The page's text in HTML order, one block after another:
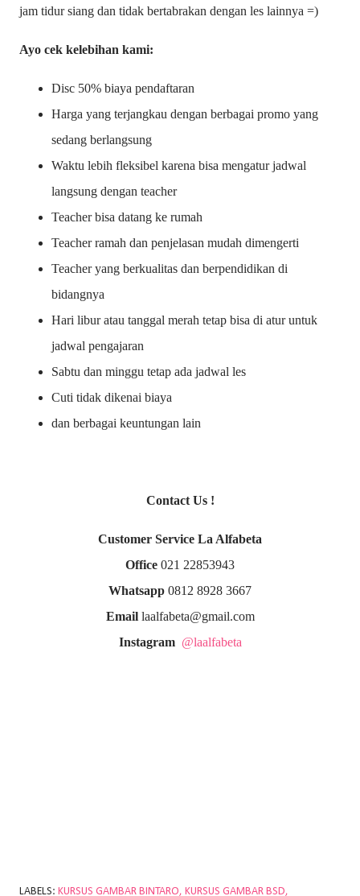
jam tidur siang dan tidak bertabrakan dengan les lainnya =)
Ayo cek kelebihan kami:
Disc 50% biaya pendaftaran
Harga yang terjangkau dengan berbagai promo yang
sedang berlangsung
Waktu lebih fleksibel karena bisa mengatur jadwal
langsung dengan teacher
Teacher bisa datang ke rumah
Teacher ramah dan penjelasan mudah dimengerti
Teacher yang berkualitas dan berpendidikan di
bidangnya
Hari libur atau tanggal merah tetap bisa di atur untuk
jadwal pengajaran
Sabtu dan minggu tetap ada jadwal les
Cuti tidak dikenai biaya
dan berbagai keuntungan lain
Contact Us !
Customer Service La Alfabeta
Office 021 22853943
Whatsapp 0812 8928 3667
Emaillaalfabeta@gmail.com
Instagram @laalfabeta
LABELS: KURSUS GAMBAR BINTARO KURSUS GAMBAR BSD